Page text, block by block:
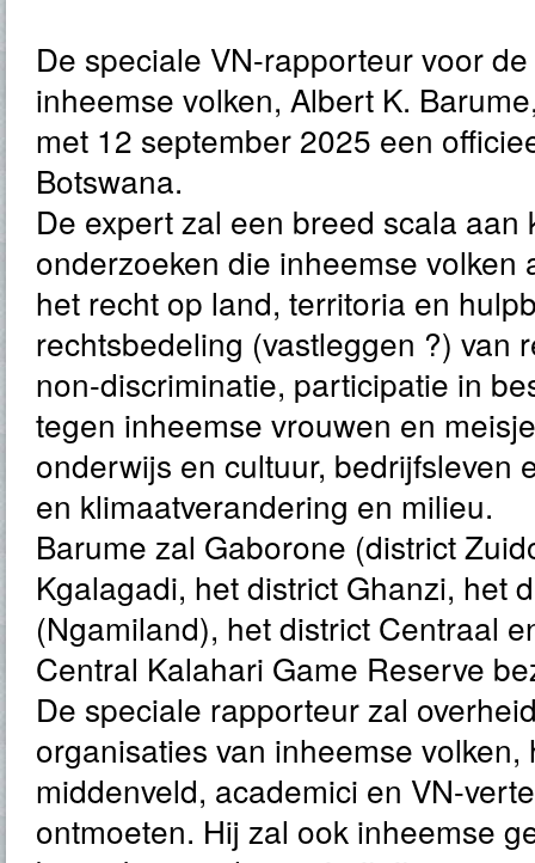
De speciale VN-rapporteur voor
inheemse volken, Albert K.
met 12 september 2025 een
Botswana.
De expert zal een breed scala aan
onderzoeken die inheemse volken
het recht op land, territoria en
rechtsbedeling (vastleggen ?) van
non-discriminatie, participatie in
tegen inheemse vrouwen en
onderwijs en cultuur, bedrijfsleven
en klimaatverandering en milieu.
Barume zal Gaborone (district
Kgalagadi, het district Ghanzi, het
(Ngamiland), het district Centraal
Central Kalahari Game Reserve
De speciale rapporteur zal
organisaties van inheemse
middenveld, academici en VN-
ontmoeten. Hij zal ook inheemse